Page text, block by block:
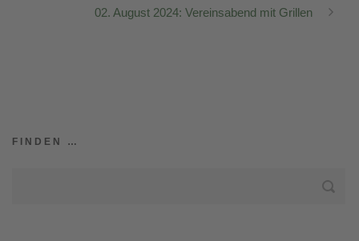
02. August 2024: Vereinsabend mit Grillen
FINDEN …